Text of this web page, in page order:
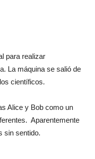
para realizar
La máquina se salió de
científicos.
Alice y Bob como un
Aparentemente
sin sentido.